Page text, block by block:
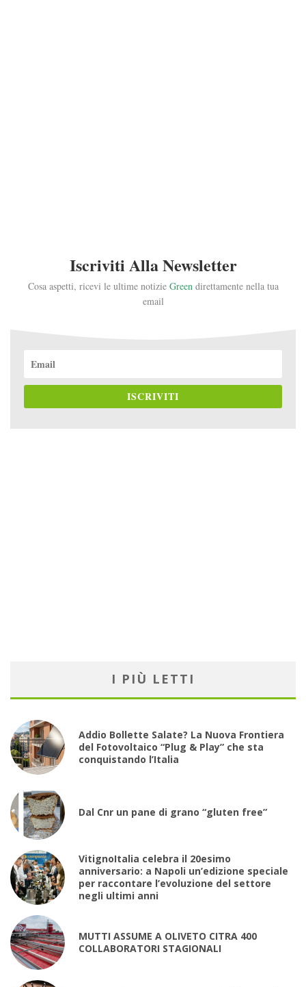
Iscriviti Alla Newsletter
Cosa aspetti, ricevi le ultime notizie Greendirettamente nella tua
email
ISCRIVITI
I PIÙ LETTI
Addio Bollette Salate? La Nuova Frontiera
del Fotovoltaico “Plug & Play” che sta
conquistando l’Italia
Dal Cnr un pane di grano “gluten free”
VitignoItalia celebra il 20esimo
anniversario: a Napoli un’edizione speciale
per raccontare l’evoluzione del settore
negli ultimi anni
MUTTI ASSUME A OLIVETO CITRA 400
COLLABORATORI STAGIONALI